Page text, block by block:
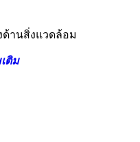
ด้านสิ่งแวดล้อม
ติม